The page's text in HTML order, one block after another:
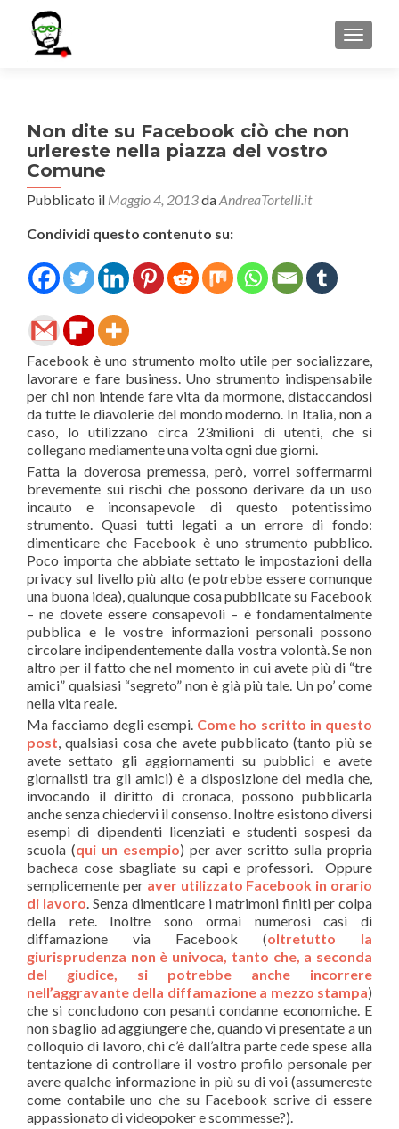
Non dite su Facebook ciò che non
urlereste nella piazza del vostro
Comune
Pubblicato il Maggio 4, 2013daAndreaTortelli.it
Condividi questo contenuto su:
Facebook è uno strumento molto utile per socializzare,
lavorare e fare business. Uno strumento indispensabile
per chi non intende fare vita da mormone, distaccandosi
da tutte le diavolerie del mondo moderno. In Italia, non a
caso, lo utilizzano circa 23milioni di utenti, che si
collegano mediamente una volta ogni due giorni.
Fatta la doverosa premessa, però, vorrei soffermarmi
brevemente sui rischi che possono derivare da un uso
incauto e inconsapevole di questo potentissimo
strumento. Quasi tutti legati a un errore di fondo:
dimenticare che Facebook è uno strumento pubblico.
Poco importa che abbiate settato le impostazioni della
privacy sul livello più alto (e potrebbe essere comunque
una buona idea), qualunque cosa pubblicate su Facebook
– ne dovete essere consapevoli – è fondamentalmente
pubblica e le vostre informazioni personali possono
circolare indipendentemente dalla vostra volontà. Se non
altro per il fatto che nel momento in cui avete più di “tre
amici” qualsiasi “segreto” non è già più tale. Un po’ come
nella vita reale.
Ma facciamo degli esempi. Come ho scritto in questo
post, qualsiasi cosa che avete pubblicato (tanto più se
avete settato gli aggiornamenti su pubblici e avete
giornalisti tra gli amici) è a disposizione dei media che,
invocando il diritto di cronaca, possono pubblicarla
anche senza chiedervi il consenso. Inoltre esistono diversi
esempi di dipendenti licenziati e studenti sospesi da
scuola (qui un esempio) per aver scritto sulla propria
bacheca cose sbagliate su capi e professori. Oppure
semplicemente per aver utilizzato Facebook in orario
di lavoro. Senza dimenticare i matrimoni finiti per colpa
della rete. Inoltre sono ormai numerosi casi di
diffamazione via Facebook (oltretutto la
giurisprudenza non è univoca, tanto che, a seconda
del giudice, si potrebbe anche incorrere
nell’aggravante della diffamazione a mezzo stampa)
che si concludono con pesanti condanne economiche. E
non sbaglio ad aggiungere che, quando vi presentate a un
colloquio di lavoro, chi c’è dall’altra parte cede spese alla
tentazione di controllare il vostro profilo personale per
avere qualche informazione in più su di voi (assumereste
come contabile uno che su Facebook scrive di essere
appassionato di videopoker e scommesse?).